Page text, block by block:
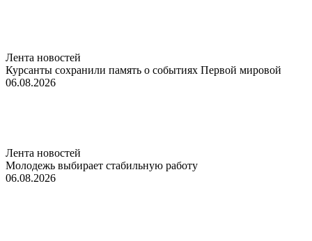
Лента новостей
Курсанты сохранили память о событиях Первой мировой
06.08.2026
Лента новостей
Молодежь выбирает стабильную работу
06.08.2026